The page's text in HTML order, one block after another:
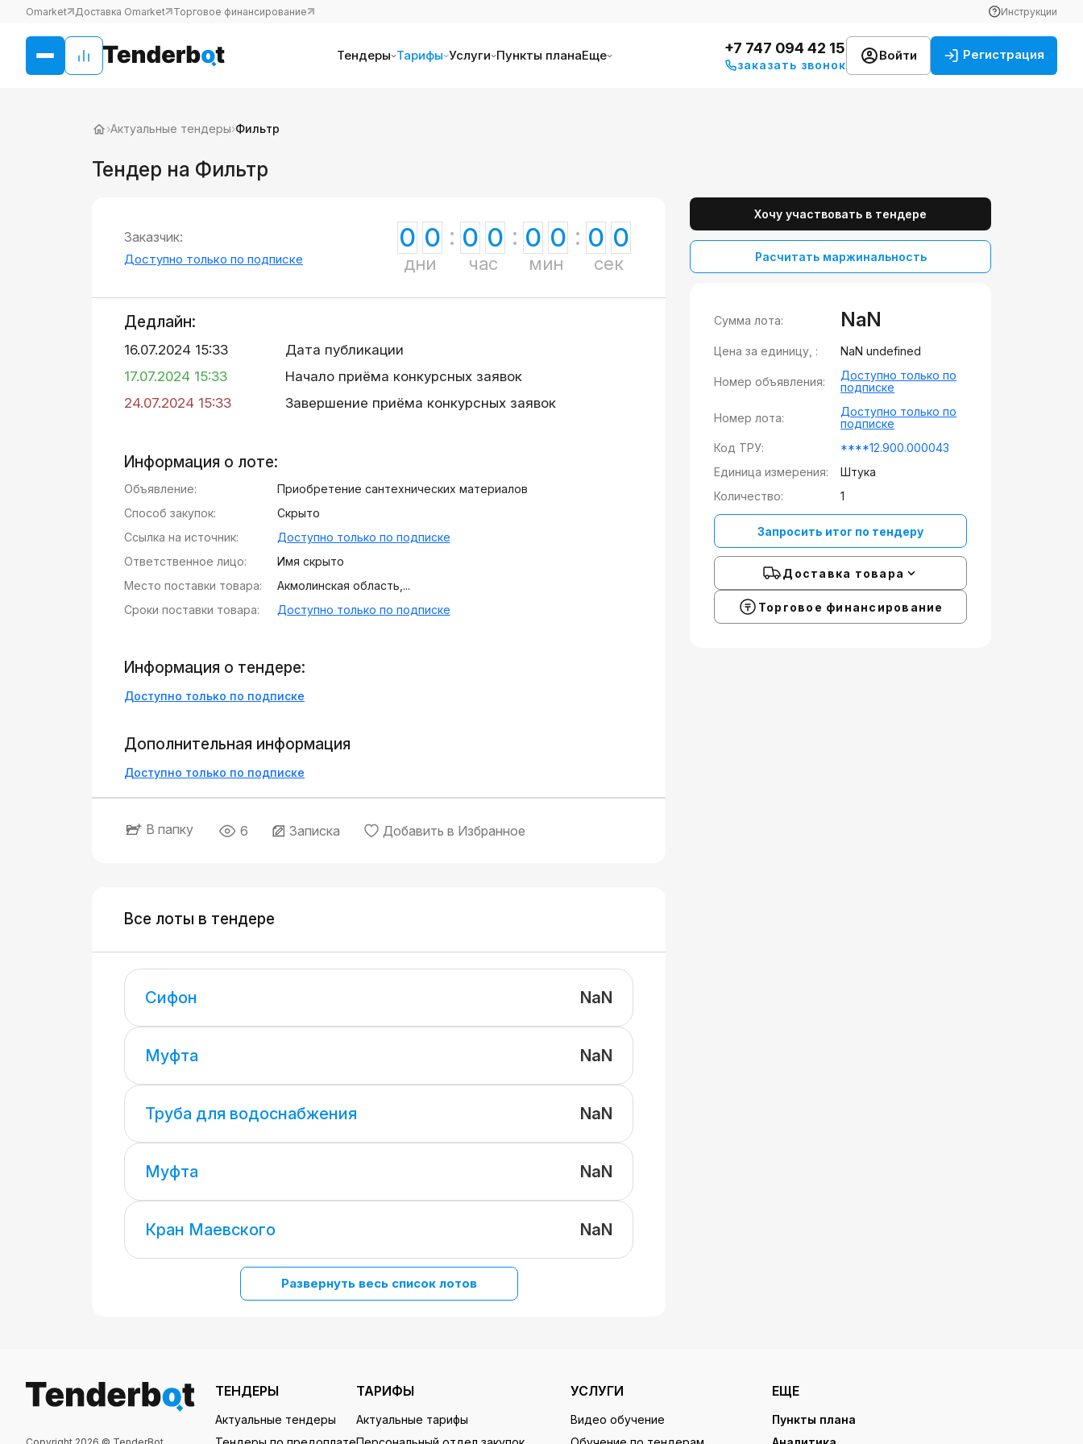
Omarket Доставка Omarket Торговое финансирование Инструкции
Тендеры Тарифы Услуги Пункты планаЕще +7 747 094 42 15
заказать звонок
Войти Регистрация
›Актуальные тендеры›Фильтр
Тендер на Фильтр
Заказчик:
Доступно только по подписке
0 0
дни
0 0
час
0 0
мин
0 0
сек
Дедлайн:
16.07.2024 15:33
Дата публикации
17.07.2024 15:33
Начало приёма конкурсных заявок
24.07.2024 15:33
Завершение приёма конкурсных заявок
Информация о лоте:
Объявление:
Приобретение сантехнических материалов
Способ закупок:
Скрыто
Ссылка на источник:
Доступно только по подписке
Ответственное лицо:
Имя скрыто
Место поставки товара:
Акмолинская область,...
Сроки поставки товара:
Доступно только по подписке
Информация о тендере:
Доступно только по подписке
Дополнительная информация
Доступно только по подписке
В папку 6 Записка Добавить в Избранное
Все лоты в тендере
Сифон NaN
Муфта NaN
Труба для водоснабжения NaN
Муфта NaN
Кран Маевского NaN
Развернуть весь список лотов
Хочу участвовать в тендере
Расчитать маржинальность
Сумма лота: NaN
Цена за единицу, : NaN undefined
Номер объявления:
Доступно только по
подписке
Номер лота:
Доступно только по
подписке
Код ТРУ:
****12.900.000043
Единица измерения:
Штука
Количество:
1
Запросить итог по тендеру
Доставка товара
Торговое финансирование
ТЕНДЕРЫ
Актуальные тендеры
ТАРИФЫ
Актуальные тарифы
УСЛУГИ
Видео обучение
ЕЩЕ
Пункты плана